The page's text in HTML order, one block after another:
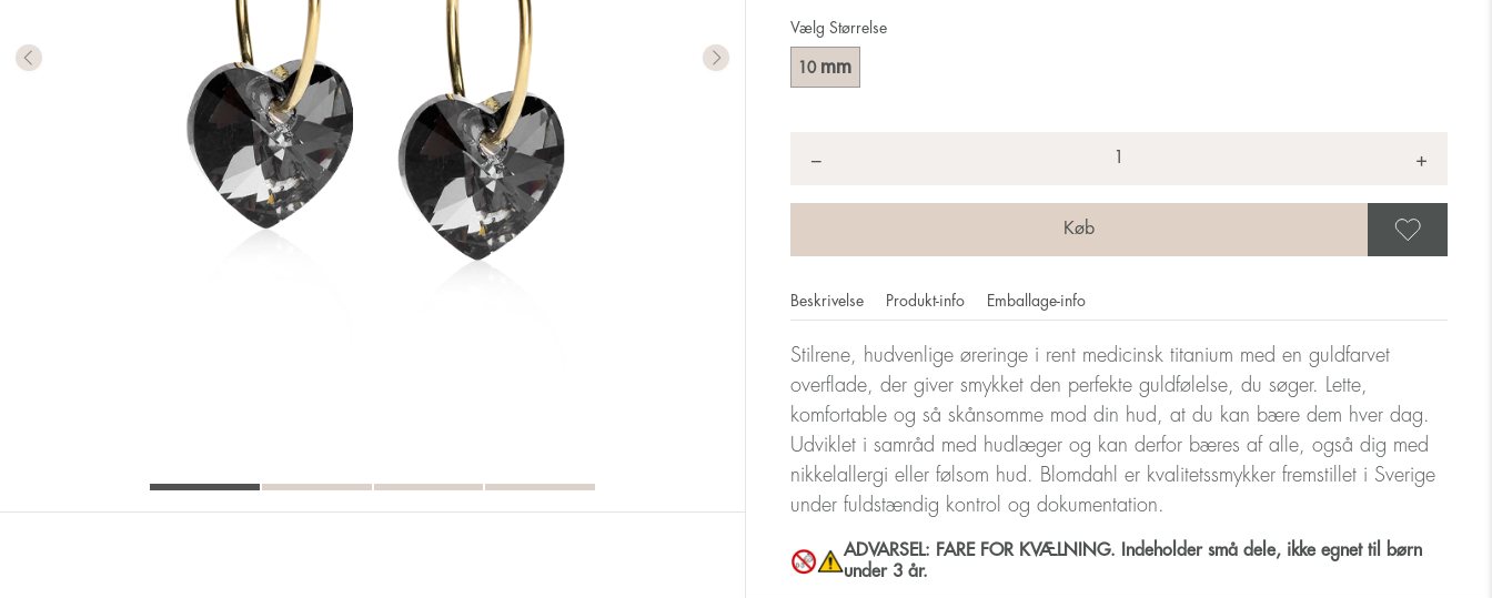
Vælg Størrelse
10 mm
− +
Beskrivelse Produkt-info Emballage-info
Stilrene, hudvenlige øreringe i rent medicinsk titanium med en guldfarvet
overflade, der giver smykket den perfekte guldfølelse, du søger. Lette,
komfortable og så skånsomme mod din hud, at du kan bære dem hver dag.
Udviklet i samråd med hudlæger og kan derfor bæres af alle, også dig med
nikkelallergi eller følsom hud. Blomdahl er kvalitetssmykker fremstillet i Sverige
under fuldstændig kontrol og dokumentation.
ADVARSEL: FARE FOR KVÆLNING. Indeholder små dele, ikke egnet til børn
under 3 år.